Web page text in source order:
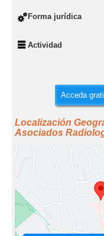
Forma jurídica
Actividad
Acceda
Localización
Asociados